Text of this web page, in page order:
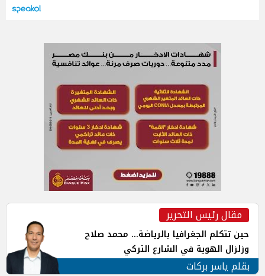
مقال رئيس التحرير
حين تتكلم الجغرافيا بالرياضة... محمد صلاح
وزلزال الهوية في الشارع التركي
بقلم ياسر بركات